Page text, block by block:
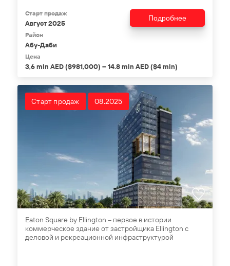
Старт продаж
Август 2025
Район
Абу-Даби
Цена
3,6 mln AED ($981,000) – 14.8 mln AED ($4 mln)
Подробнее
Старт продаж 08.2025
Eaton Square by Ellington – первое в истории
коммерческое здание от застройщика Ellington с
деловой и рекреационной инфраструктурой